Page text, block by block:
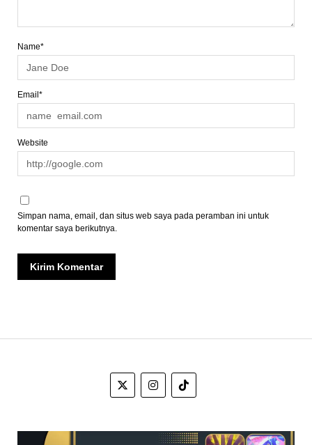
Name*
Email*
Website
Simpan nama, email, dan situs web saya pada peramban ini untuk
komentar saya berikutnya.